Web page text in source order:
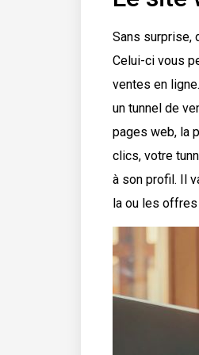
Sans surprise,
Celui-ci vous
ventes en
un tunnel de
pages web, la
clics, votre
à son profil. Il
la ou les